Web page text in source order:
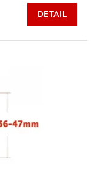
DETAIL